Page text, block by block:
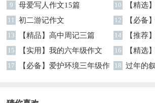
6篇
7篇
9 母爱写人作文15篇 10
【精选
集合10篇
11 初二游记作文 12
【必备
集10篇
13 【精品】高中周记三篇 14
【推荐
五篇
15
【实用】我的六年级作文
300字4篇
16
【精选
字八篇
17
【必备】爱护环境三年级作
18 过年的